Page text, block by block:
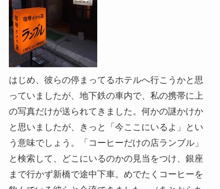
はじめ、彼らの停まってるホテルへ行こうかと思
っていましたが、地下鉄の車内で、私の携帯に上
の写真だけが送られてきました。何かの謎かけか
と思いましたが、きっと「今ここにいるよ」とい
う意味でしょう。「コーヒーだけの店ランブル」
と検索して、どこにいるのかの見当をつけ、銀座
まで行かず新橋で途中下車。めでたくコーヒーを